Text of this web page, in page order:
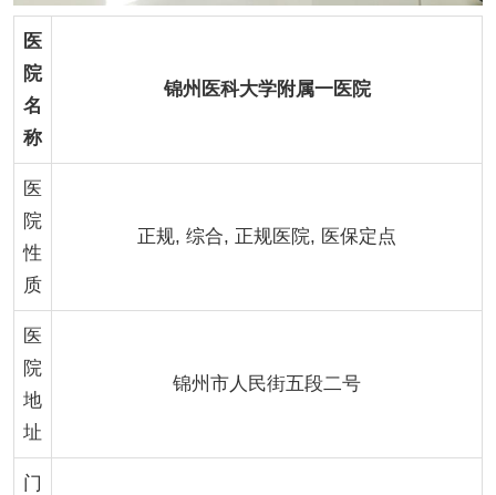
医
院
名
称
锦州医科大学附属一医院
医
院
性
质
正规, 综合, 正规医院, 医保定点
医
院
地
址
锦州市人民街五段二号
门